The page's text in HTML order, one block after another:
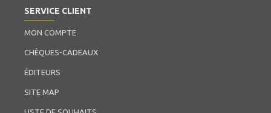
SERVICE CLIENT
MON COMPTE
CHÈQUES-CADEAUX
ÉDITEURS
SITE MAP